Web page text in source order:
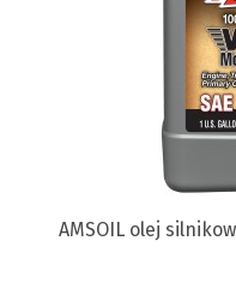
AMSOIL olej